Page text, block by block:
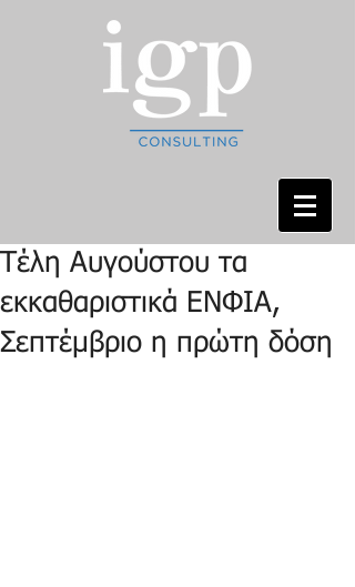
Τέλη Αυγούστου τα
εκκαθαριστικά ΕΝΦΙΑ,
Σεπτέμβριο η πρώτη δόση